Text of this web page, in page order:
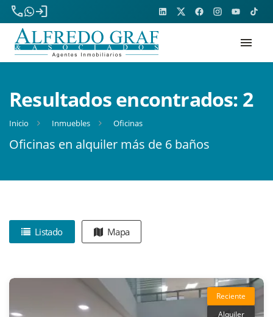
phone
login
menu
Resultados encontrados: 2
Inicio Inmuebles Oficinas
Oficinas en alquiler más de 6 baños
Listado Mapa
Reciente
Alquiler